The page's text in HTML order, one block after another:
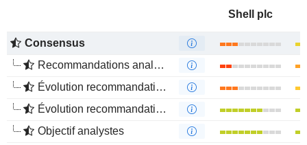
Shell plc
Consensus
Recommandations analystes
Évolution recommandations analystes 1 an
Évolution recommandations analystes 4 mois
Objectif analystes